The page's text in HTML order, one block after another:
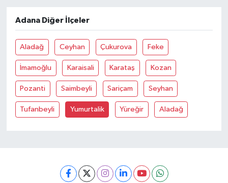
Adana Diğer İlçeler
Aladağ Ceyhan Çukurova Feke
İmamoğlu Karaisali Karataş Kozan
Pozanti Saimbeyli Sariçam Seyhan
Tufanbeyli Yumurtalik Yüreğir Aladağ